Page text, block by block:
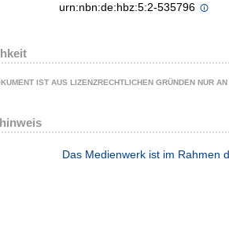
urn:nbn:de:hbz:5:2-535796
IST AUS LIZENZRECHTLICHEN GRÜNDEN NUR
Das Medienwerk ist im Rahmen